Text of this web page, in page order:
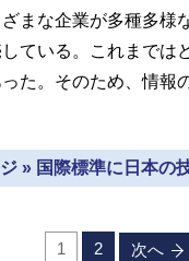
まな企業が多種多様
ている。これまでは
た。そのため、情報
» 国際標準に日本の
1 2 次へ